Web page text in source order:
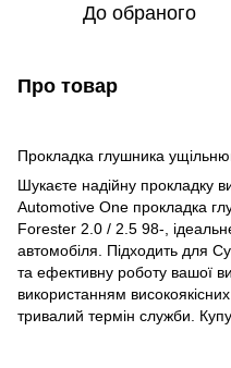
До обраного
Про товар
Прокладка глушника
Шукаєте надійну прокладку
Automotive One прокладка
Forester 2.0 / 2.5 98-,
автомобіля. Підходить для
та ефективну роботу вашої
використанням
тривалий термін служби.